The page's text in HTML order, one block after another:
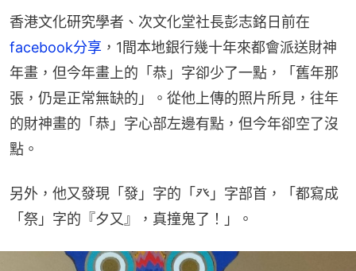
香港文化研究學者、次文化堂社長彭志銘日前在
facebook分享 ，1間本地銀行幾十年來都會派送財神
年畫，但今年畫上的「恭」字卻少了一點，「舊年那
張，仍是正常無缺的」。從他上傳的照片所見，往年
的財神畫的「恭」字心部左邊有點，但今年卻空了沒
點。
另外，他又發現「發」字的「癶」字部首，「都寫成
「祭」字的『夕又』，真撞鬼了！」。